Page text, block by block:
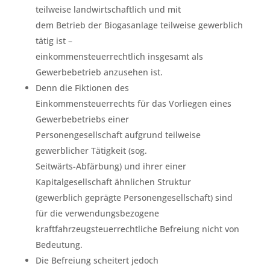
teilweise landwirtschaftlich und mit
dem Betrieb der Biogasanlage teilweise gewerblich
tätig ist –
einkommensteuerrechtlich insgesamt als
Gewerbebetrieb anzusehen ist.
Denn die Fiktionen des
Einkommensteuerrechts für das Vorliegen eines
Gewerbebetriebs einer
Personengesellschaft aufgrund teilweise
gewerblicher Tätigkeit (sog.
Seitwärts-Abfärbung) und ihrer einer
Kapitalgesellschaft ähnlichen Struktur
(gewerblich geprägte Personengesellschaft) sind
für die verwendungsbezogene
kraftfahrzeugsteuerrechtliche Befreiung nicht von
Bedeutung.
Die Befreiung scheitert jedoch